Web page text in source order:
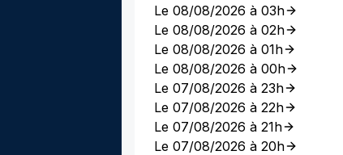
Le 08/08/2026 à 03h
Le 08/08/2026 à 02h
Le 08/08/2026 à 01h
Le 08/08/2026 à 00h
Le 07/08/2026 à 23h
Le 07/08/2026 à 22h
Le 07/08/2026 à 21h
Le 07/08/2026 à 20h